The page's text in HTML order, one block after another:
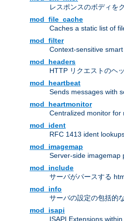
レスポンスのボディを
mod_file_cache
Caches a static list of
mod_filter
Context-sensitive
mod_headers
HTTP リクエストのヘ
mod_heartbeat
Sends messages with
mod_heartmonitor
Centralized monitor
mod_ident
RFC 1413 ident
mod_imagemap
Server-side imagemap
mod_include
サーバがパースする
mod_info
サーバの設定の包括的
mod_isapi
ISAPI Extensions